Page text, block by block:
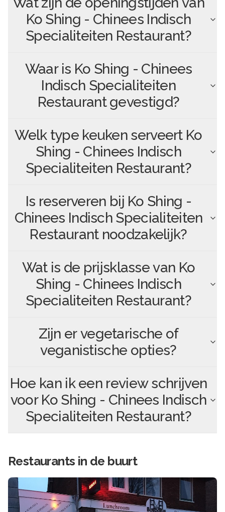
Ko Shing - Chinees Indisch
Specialiteiten Restaurant?
Waar is Ko Shing - Chinees
Indisch Specialiteiten
Restaurantgevestigd?
Welk type keuken serveert Ko
Shing - Chinees Indisch
Specialiteiten Restaurant?
Is reserveren bij Ko Shing -
Chinees Indisch Specialiteiten
Restaurantnoodzakelijk?
Wat is de prijsklasse van Ko
Shing - Chinees Indisch
Specialiteiten Restaurant?
Zijn er vegetarische of
veganistische opties?
Hoe kan ik een review schrijven
voor Ko Shing - Chinees Indisch
Specialiteiten Restaurant?
Restaurants in de buurt